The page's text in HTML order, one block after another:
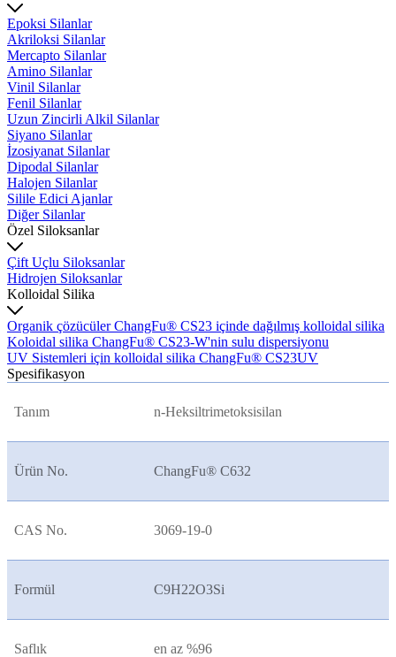
Epoksi Silanlar
Akriloksi Silanlar
Mercapto Silanlar
Amino Silanlar
Vinil Silanlar
Fenil Silanlar
Uzun Zincirli Alkil Silanlar
Siyano Silanlar
İzosiyanat Silanlar
Dipodal Silanlar
Halojen Silanlar
Silile Edici Ajanlar
Diğer Silanlar
Özel Siloksanlar
Çift Uçlu Siloksanlar
Hidrojen Siloksanlar
Kolloidal Silika
Organik çözücüler ChangFu® CS23 içinde dağılmış kolloidal silika
Koloidal silika ChangFu® CS23-W'nin sulu dispersiyonu
UV Sistemleri için kolloidal silika ChangFu® CS23UV
Spesifikasyon
Tanım n-Heksiltrimetoksisilan
Ürün No. ChangFu® C632
CAS No. 3069-19-0
Formül C9H22O3Si
Saflık en az %96